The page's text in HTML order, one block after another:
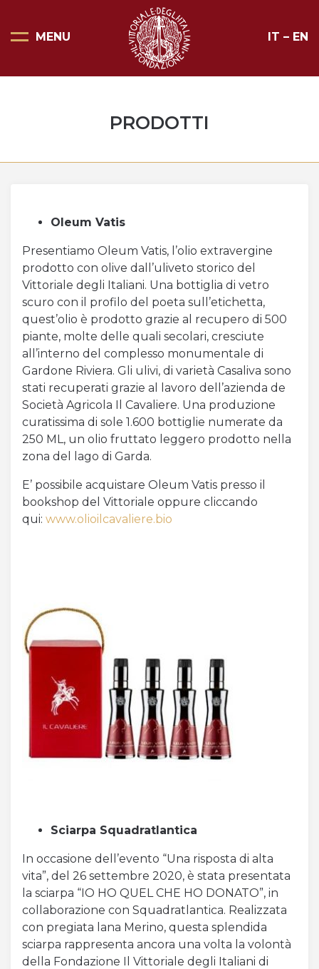
MENU
Pagina Principale
Organizza la tua visita
Mostre
Bottega del Vittoriale
Negozi del Vittoriale
Orari di apertura e prezzi
Acquista Biglietti
Contatti
Modulo reclami – suggerimenti
IT – EN
PRODOTTI
Oleum Vatis
Presentiamo Oleum Vatis, l’olio extravergine
prodotto con olive dall’uliveto storico del
Vittoriale degli Italiani. Una bottiglia di vetro
scuro con il profilo del poeta sull’etichetta,
quest’olio è prodotto grazie al recupero di 500
piante, molte delle quali secolari, cresciute
all’interno del complesso monumentale di
Gardone Riviera. Gli ulivi, di varietà Casaliva sono
stati recuperati grazie al lavoro dell’azienda de
Società Agricola Il Cavaliere. Una produzione
curatissima di sole 1.600 bottiglie numerate da
250 ML, un olio fruttato leggero prodotto nella
zona del lago di Garda.
E’ possibile acquistare Oleum Vatis presso il
bookshop del Vittoriale oppure cliccando
qui: www.olioilcavaliere.bio
Sciarpa Squadratlantica
In occasione dell’evento “Una risposta di alta
vita”, del 26 settembre 2020, è stata presentata
la sciarpa “IO HO QUEL CHE HO DONATO”, in
collaborazione con Squadratlantica. Realizzata
con pregiata lana Merino, questa splendida
sciarpa rappresenta ancora una volta la volontà
della Fondazione Il Vittoriale degli Italiani di